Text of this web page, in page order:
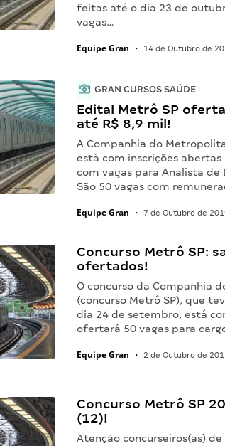
feitas até o dia 23 de
vagas…
Equipe Gran • 14 de Outubro de
GRAN CURSOS SAÚDE
Edital Metrô SP
até R$ 8,9 mil!
A Companhia do
está com inscrições
com vagas para Analista de
São 50 vagas com
Equipe Gran • 7 de Outubro de
Concurso Metrô SP:
ofertados!
O concurso da Companhia
(concurso Metrô SP), que
dia 24 de setembro, está
ofertará 50 vagas para
Equipe Gran • 2 de Outubro de
Concurso Metrô SP
(12)!
Atenção concurseiros(as)